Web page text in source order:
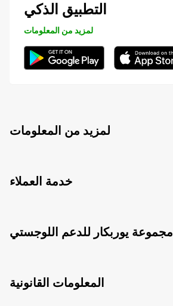
التطبيق الذكي
لمزيد من المعلومات
لمزيد من المعلومات
خدمة العملاء
مجموعة يوربكار للدعم اللوجستي
المعلومات القانونية